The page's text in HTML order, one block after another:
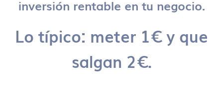
inversión rentable en tu negocio.
Lo típico: meter 1€ y que
salgan 2€.